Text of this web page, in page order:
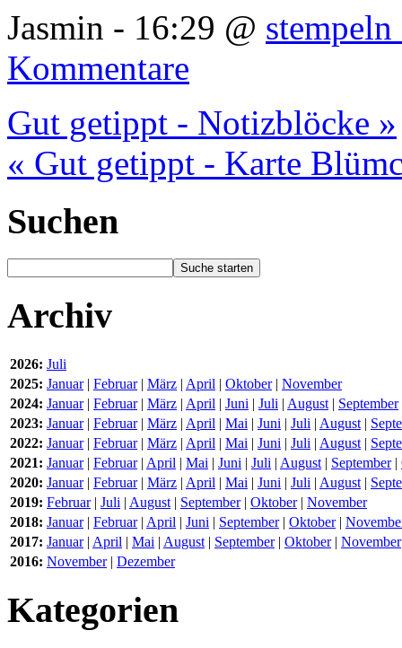
Jasmin - 16:29 @
Kommentare
Gut getippt - Notizblöcke »
« Gut getippt - Karte
Suchen
Archiv
2026: Juli
2025: Januar| Februar| März | April | Oktober| November
2024: Januar| Februar| März | April | Juni | Juli | August | September
2023: Januar| Februar| März | April | Mai | Juni | Juli | August |
2022: Januar| Februar| März | April | Mai | Juni | Juli | August |
2021: Januar| Februar| April | Mai | Juni | Juli | August | September|
2020: Januar| Februar| März | April | Mai | Juni | Juli | August |
2019: Februar| Juli | August | September| Oktober| November
2018: Januar| Februar| April | Juni | September| Oktober|
2017: Januar| April | Mai | August | September| Oktober| November
2016: November| Dezember
Kategorien